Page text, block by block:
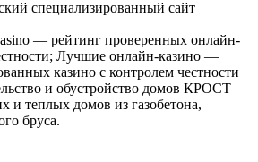
специализированный сайт
— рейтинг проверенных онлайн-
Лучшие онлайн-казино —
казино с контролем честности
и обустройство домов КРОСТ —
и теплых домов из газобетона,
бруса.